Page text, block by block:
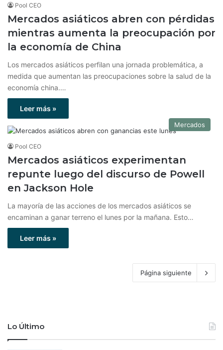
Pool CEO
Mercados asiáticos abren con pérdidas
mientras aumenta la preocupación por
la economía de China
Los mercados asiáticos perfilan una jornada problemática, a
medida que aumentan las preocupaciones sobre la salud de la
economía china.…
Leer más »
Mercados
Pool CEO
Mercados asiáticos experimentan
repunte luego del discurso de Powell
en Jackson Hole
La mayoría de las acciones de los mercados asiáticos se
encaminan a ganar terreno el lunes por la mañana. Esto…
Leer más »
Página siguiente
Lo Último